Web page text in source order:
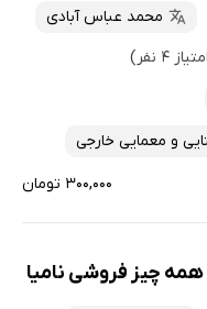
محمد عباس آبادی
۴ نفر)
و معمایی خارجی
۳۰۰,۰۰۰ تومان
چیز فروشی نامیا